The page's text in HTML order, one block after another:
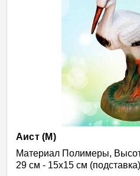
Аист (М)
Материал Полимеры,
29 см - 15х15 см (подставка)